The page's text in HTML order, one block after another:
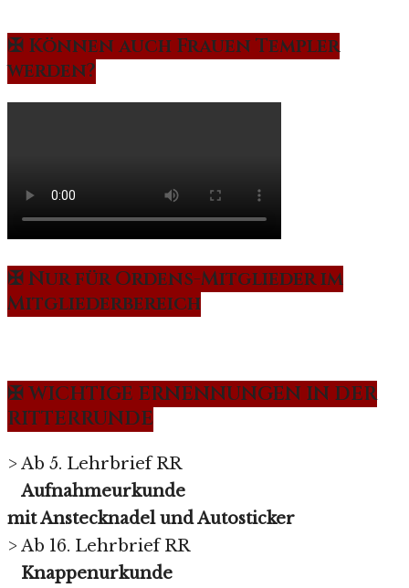
✠ Können auch Frauen Templer
werden?
✠ Nur für Ordens-Mitglieder im
Mitgliederbereich
✠ WICHTIGE ERNENNUNGEN IN DER
RITTERRUNDE
> Ab 5. Lehrbrief RR
Aufnahmeurkunde
mit Anstecknadel und Autosticker
> Ab 16. Lehrbrief RR
Knappenurkunde